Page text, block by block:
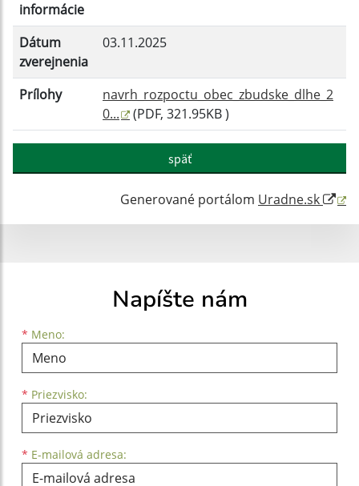
informácie
Dátum
zverejnenia
03.11.2025
Prílohy
navrh_rozpoctu_obec_zbudske_dlhe_2
0...
(PDF, 321.95KB )
späť
Generované portálom Uradne.sk
Napíšte nám
* Meno:
Meno
* Priezvisko:
Priezvisko
* E-mailová adresa:
E-mailová adresa